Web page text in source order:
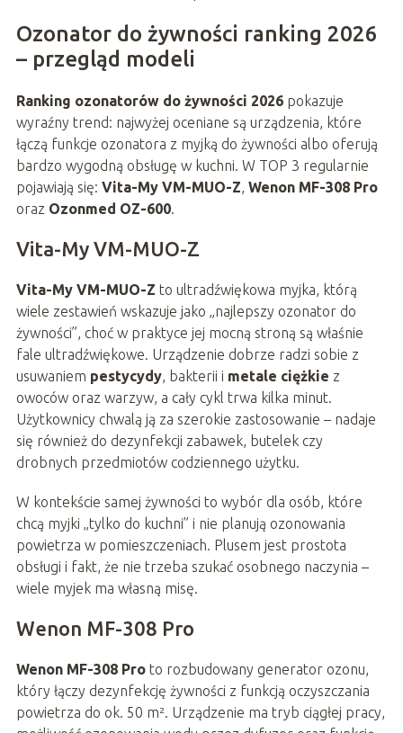
Ozonator do żywności ranking 2026
– przegląd modeli
Ranking ozonatorów do żywności 2026pokazuje
wyraźny trend: najwyżej oceniane są urządzenia, które
łączą funkcje ozonatora z myjką do żywności albo oferują
bardzo wygodną obsługę w kuchni. W TOP 3 regularnie
pojawiają się: Vita-My VM-MUO-Z Wenon MF-308 Pro
oraz Ozonmed OZ-600.
Vita-My VM-MUO-Z
Vita-My VM-MUO-Z to ultradźwiękowa myjka, którą
wiele zestawień wskazuje jako „najlepszy ozonator do
żywności”, choć w praktyce jej mocną stroną są właśnie
fale ultradźwiękowe. Urządzenie dobrze radzi sobie z
usuwaniem pestycydy, bakterii i metale ciężkie z
owoców oraz warzyw, a cały cykl trwa kilka minut.
Użytkownicy chwalą ją za szerokie zastosowanie – nadaje
się również do dezynfekcji zabawek, butelek czy
drobnych przedmiotów codziennego użytku.
W kontekście samej żywności to wybór dla osób, które
chcą myjki „tylko do kuchni” i nie planują ozonowania
powietrza w pomieszczeniach. Plusem jest prostota
obsługi i fakt, że nie trzeba szukać osobnego naczynia –
wiele myjek ma własną misę.
Wenon MF-308 Pro
Wenon MF-308 Proto rozbudowany generator ozonu,
który łączy dezynfekcję żywności z funkcją oczyszczania
powietrza do ok. 50 m². Urządzenie ma tryb ciągłej pracy,